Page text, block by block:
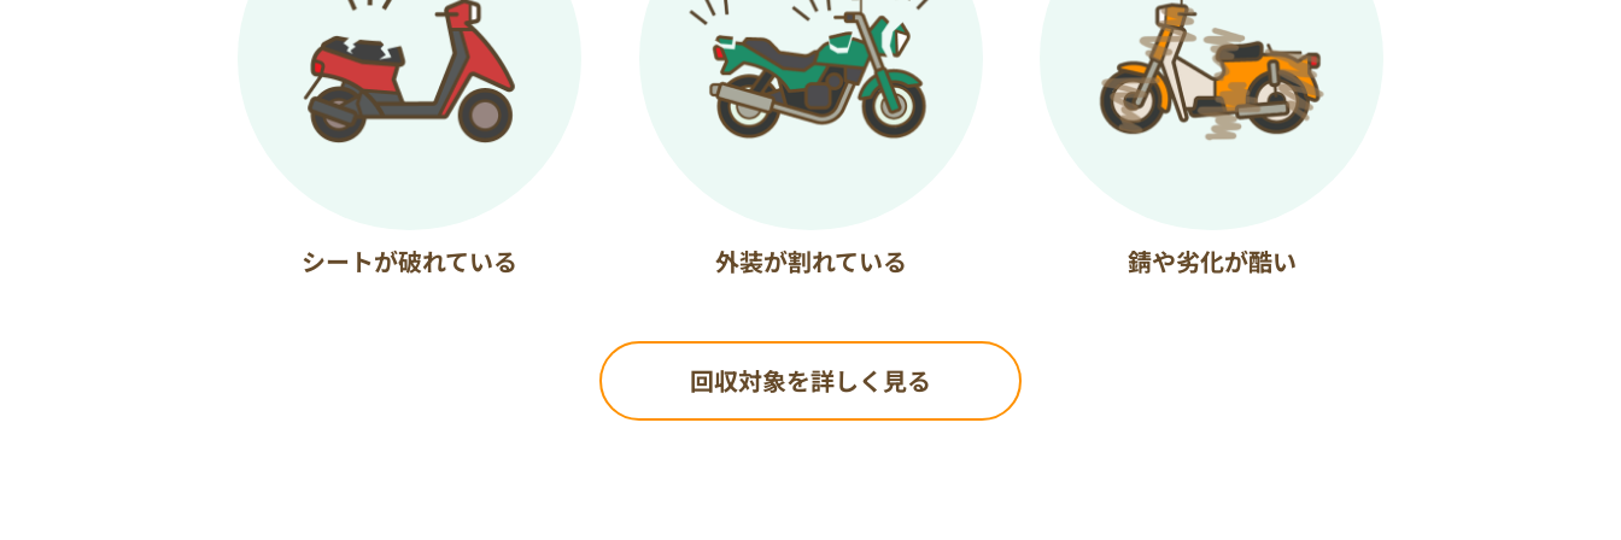
シートが破れている 外装が割れている 錆や劣化が酷い
回収対象を詳しく見る